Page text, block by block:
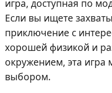
игра, доступная по
Если вы ищете
приключение с
хорошей физикой и
окружением, эта игра
выбором.